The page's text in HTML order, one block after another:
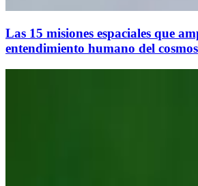
Las 15 misiones espaciales que
entendimiento humano del cosmos